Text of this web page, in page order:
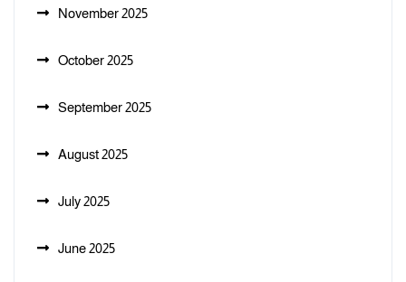
November 2025
October 2025
September 2025
August 2025
July 2025
June 2025